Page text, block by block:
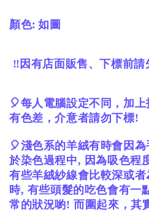
顏色: 如圖
‼️ 因有店面販售、下標前
🎈每人電腦設定不同，加
有色差，介意者請勿下標!
🎈淺色系的羊絨有時會因
於染色過程中, 因為吸色程
有些羊絨紗線會比較深或
時, 有些頭髮的吃色會有一
常的狀況喲!而圍起來，其